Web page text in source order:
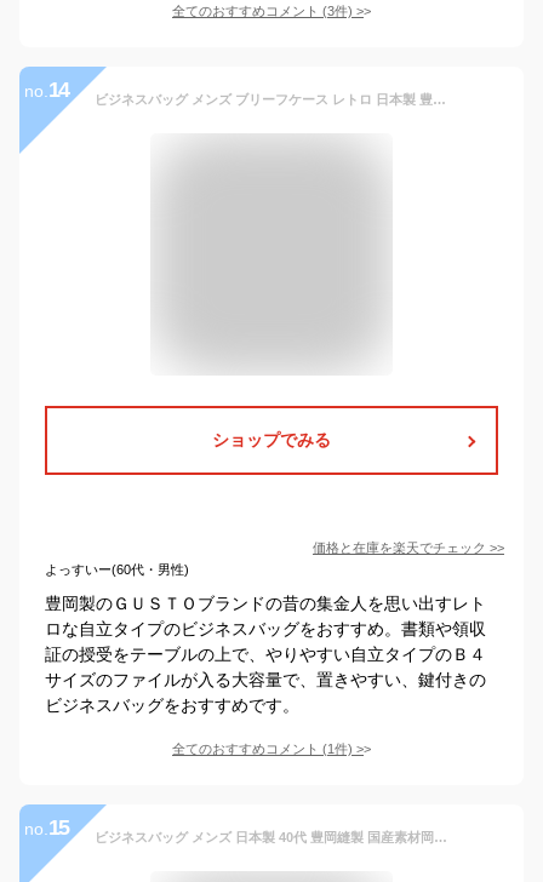
全てのおすすめコメント (3件) >
no. 14 ビジネスバッグ メンズ ブリーフケース レトロ 日本製 豊岡製 B4ファイル 大容量 自立 ブランド GUSTO #22027 鍵付き オールドスタイル 鞄倶楽部
ショップでみる
価格と在庫を楽天でチェック >>
よっすいー(60代・男性)
豊岡製のＧＵＳＴＯブランドの昔の集金人を思い出すレト
ロな自立タイプのビジネスバッグをおすすめ。書類や領収
証の授受をテーブルの上で、やりやすい自立タイプのＢ４
サイズのファイルが入る大容量で、置きやすい、鍵付きの
ビジネスバッグをおすすめです。
全てのおすすめコメント (1件) >
no. 15 ビジネスバッグ メンズ 日本製 40代 豊岡縫製 国産素材岡山デニム使用 2WAY ダブル収納 三方ファスナー おしゃれ 通勤 13.3型 A4